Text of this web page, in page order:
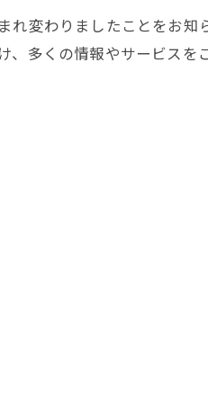
変わりましたことをお知
、多くの情報やサービスを